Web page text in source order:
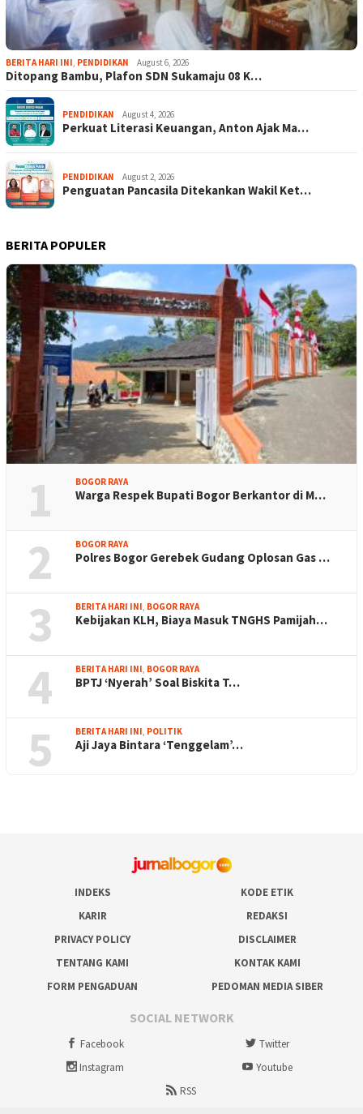
BERITA HARI INI, PENDIDIKAN August 6, 2026
Ditopang Bambu, Plafon SDN Sukamaju 08 K…
PENDIDIKAN August 4, 2026
Perkuat Literasi Keuangan, Anton Ajak Ma…
PENDIDIKAN August 2, 2026
Penguatan Pancasila Ditekankan Wakil Ket…
BERITA POPULER
1 BOGOR RAYA
Warga Respek Bupati Bogor Berkantor di M…
2 BOGOR RAYA
Polres Bogor Gerebek Gudang Oplosan Gas …
3 BERITA HARI INI, BOGOR RAYA
Kebijakan KLH, Biaya Masuk TNGHS Pamijah…
4 BERITA HARI INI, BOGOR RAYA
BPTJ ‘Nyerah’ Soal Biskita T…
5 BERITA HARI INI, POLITIK
Aji Jaya Bintara ‘Tenggelam’…
INDEKS
KODE ETIK
KARIR
REDAKSI
PRIVACY POLICY
DISCLAIMER
TENTANG KAMI
KONTAK KAMI
FORM PENGADUAN
PEDOMAN MEDIA SIBER
SOCIAL NETWORK
Facebook
Twitter
Instagram
Youtube
RSS